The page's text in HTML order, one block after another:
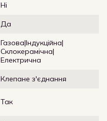
Ні
Да
Газова|Індукційна|
Склокерамічна|
Електрична
Клепане з'єднання
Так